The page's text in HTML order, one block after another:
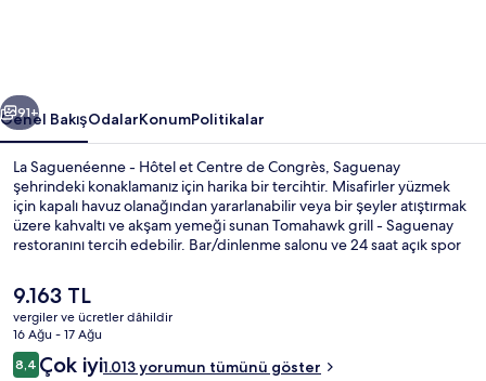
için
fotoğraf
galerisi
Sonraki
91+
Genel BakışOdalarKonumPolitikalar
La Saguenéenne - Hôtel et Centre de Congrès, Saguenay
şehrindeki konaklamanız için harika bir tercihtir. Misafirler yüzmek
için kapalı havuz olanağından yararlanabilir veya bir şeyler atıştırmak
üzere kahvaltı ve akşam yemeği sunan Tomahawk grill - Saguenay
restoranını tercih edebilir. Bar/dinlenme salonu ve 24 saat açık spor
mikrodalga fırın gibi kolaylıklar mevcuttur. Misafirler arasında
yardıma hazır personel seviliyor.
Şu
anki
fiyat
9.163 TL
9.163 TL
vergiler ve ücretler dâhildir
16 Ağu - 17 Ağu
Yorumlar
8,48,4/10
Çok iyi1.013 yorumun tümünü göster